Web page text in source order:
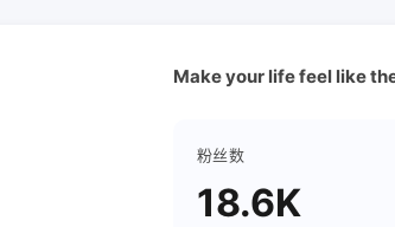
Make your life feel like
粉丝数
18.6K